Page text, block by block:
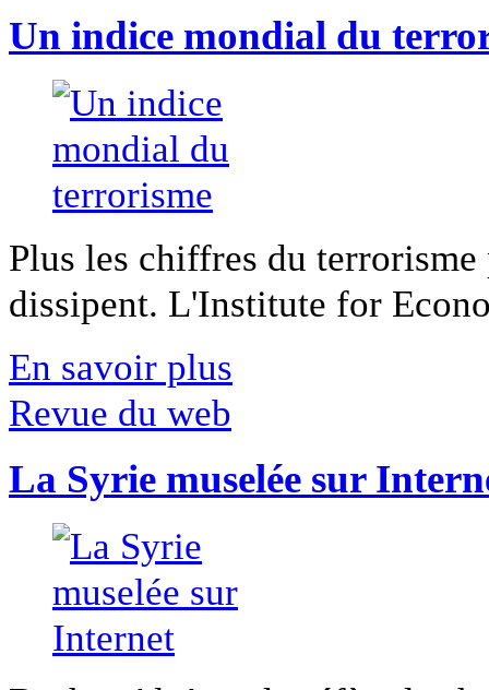
Un indice mondial du
Plus les chiffres du
dissipent. L'Institute for
En savoir plus
Revue du web
La Syrie muselée sur